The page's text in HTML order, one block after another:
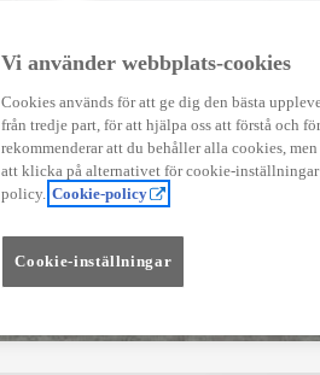
Vi använder webbplats-cookies
Cookies används för att ge dig den bästa
från tredje part, för att hjälpa oss att förstå och
rekommenderar att du behåller alla cookies,
att klicka på alternativet för cookie-
policy. Cookie-policy
Cookie-inställningar